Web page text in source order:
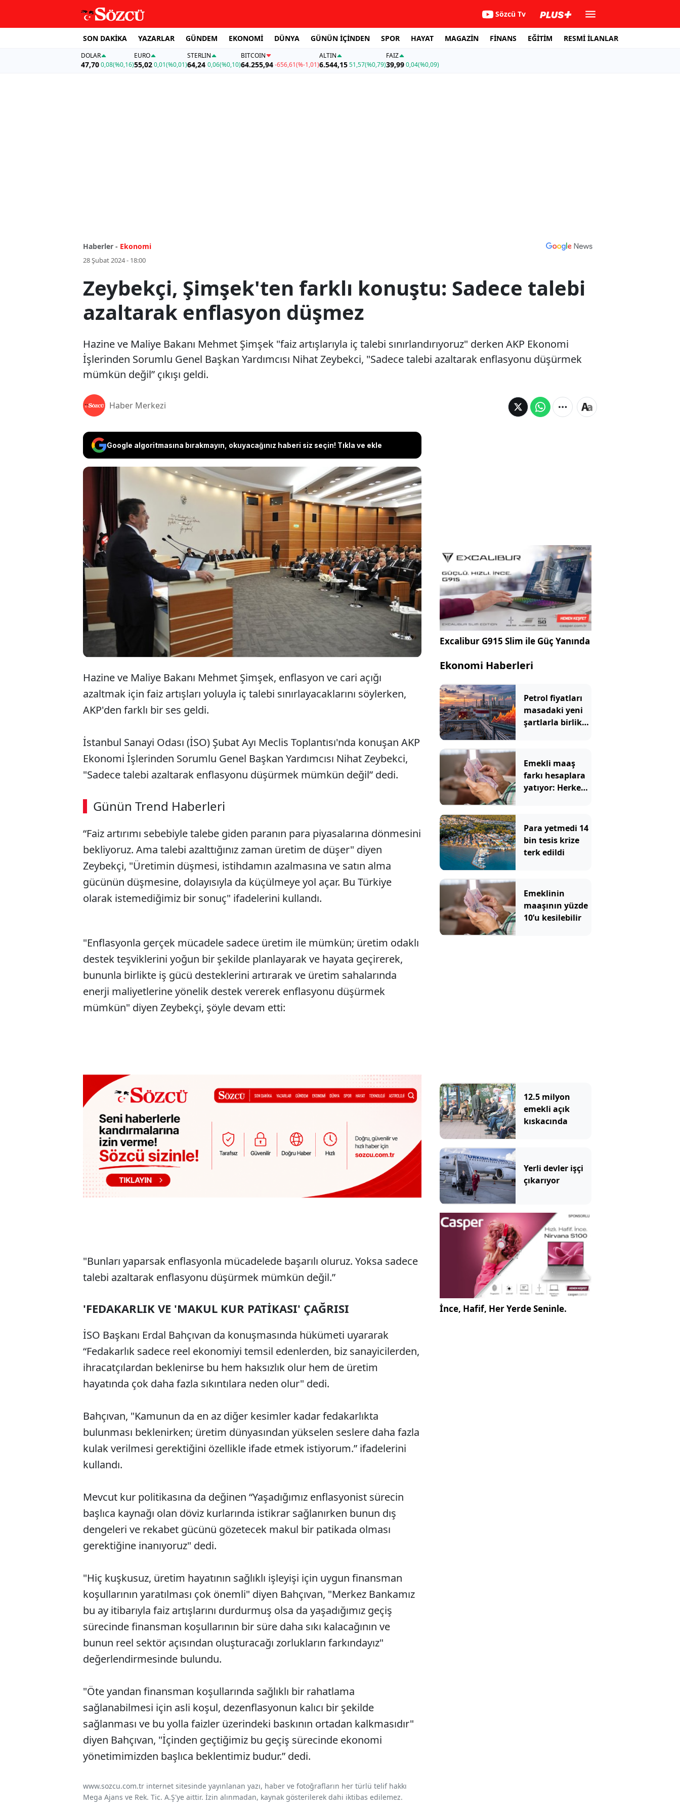
Sözcü Tv
SON DAKİKA YAZARLAR GÜNDEM EKONOMİ DÜNYA GÜNÜN İÇİNDEN SPOR HAYAT MAGAZİN FİNANS EĞİTİM RESMİ İLANLAR
DOLAR
47,700,08(%0,16)
EURO
55,02 0,01(%0,01)
STERLIN
64,24 0,06(%0,10)
BITCOIN
64.255,94-656,61(%-1,01)
ALTIN
6.544,1551,57(%0,79)
FAİZ
39,990,04(%0,09)
Haberler - Ekonomi
28 Şubat 2024 - 18:00
Zeybekçi, Şimşek'ten farklı konuştu: Sadece talebi
azaltarak enflasyon düşmez
Hazine ve Maliye Bakanı Mehmet Şimşek "faiz artışlarıyla iç talebi sınırlandırıyoruz" derken AKP Ekonomi
İşlerinden Sorumlu Genel Başkan Yardımcısı Nihat Zeybekci, "Sadece talebi azaltarak enflasyonu düşürmek
mümkün değil” çıkışı geldi.
Haber Merkezi
Google algoritmasına bırakmayın, okuyacağınız haberi siz seçin! Tıkla ve ekle
Hazine ve Maliye Bakanı Mehmet Şimşek "faiz artışlarıyla iç
talebi sınırlandırıyoruz" derken AKP Ekonomi İşlerinden
Sorumlu Genel Başkan Yardımcısı Nihat Zeybekci, "Sadece talebi
azaltarak enflasyonu düşürmek mümkün değil” çıkışı geldi.
Hazine ve Maliye Bakanı Mehmet Şimşek, enflasyon ve cari açığı
azaltmak için faiz artışları yoluyla iç talebi sınırlayacaklarını söylerken,
AKP'den farklı bir ses geldi.
İstanbul Sanayi Odası (İSO) Şubat Ayı Meclis Toplantısı'nda konuşan AKP
Ekonomi İşlerinden Sorumlu Genel Başkan Yardımcısı Nihat Zeybekci,
"Sadece talebi azaltarak enflasyonu düşürmek mümkün değil” dedi.
Günün Trend Haberleri
00:02 / 09:08
Sesi Aç
“Faiz artırımı sebebiyle talebe giden paranın para piyasalarına dönmesini
bekliyoruz. Ama talebi azalttığınız zaman üretim de düşer" diyen
Zeybekçi, "Üretimin düşmesi, istihdamın azalmasına ve satın alma
gücünün düşmesine, dolayısıyla da küçülmeye yol açar. Bu Türkiye
olarak istemediğimiz bir sonuç" ifadelerini kullandı.
"Enflasyonla gerçek mücadele sadece üretim ile mümkün; üretim odaklı
destek teşviklerini yoğun bir şekilde planlayarak ve hayata geçirerek,
bununla birlikte iş gücü desteklerini artırarak ve üretim sahalarında
enerji maliyetlerine yönelik destek vererek enflasyonu düşürmek
mümkün" diyen Zeybekçi, şöyle devam etti:
"Bunları yaparsak enflasyonla mücadelede başarılı oluruz. Yoksa sadece
talebi azaltarak enflasyonu düşürmek mümkün değil.”
'FEDAKARLIK VE 'MAKUL KUR PATİKASI' ÇAĞRISI
İSO Başkanı Erdal Bahçıvan da konuşmasında hükümeti uyararak
“Fedakarlık sadece reel ekonomiyi temsil edenlerden, biz sanayicilerden,
ihracatçılardan beklenirse bu hem haksızlık olur hem de üretim
hayatında çok daha fazla sıkıntılara neden olur" dedi.
Bahçıvan, "Kamunun da en az diğer kesimler kadar fedakarlıkta
bulunması beklenirken; üretim dünyasından yükselen seslere daha fazla
kulak verilmesi gerektiğini özellikle ifade etmek istiyorum.” ifadelerini
kullandı.
Mevcut kur politikasına da değinen “Yaşadığımız enflasyonist sürecin
başlıca kaynağı olan döviz kurlarında istikrar sağlanırken bunun dış
dengeleri ve rekabet gücünü gözetecek makul bir patikada olması
gerektiğine inanıyoruz" dedi.
"Hiç kuşkusuz, üretim hayatının sağlıklı işleyişi için uygun finansman
koşullarının yaratılması çok önemli" diyen Bahçıvan, "Merkez Bankamız
bu ay itibarıyla faiz artışlarını durdurmuş olsa da yaşadığımız geçiş
sürecinde finansman koşullarının bir süre daha sıkı kalacağının ve
bunun reel sektör açısından oluşturacağı zorlukların farkındayız"
değerlendirmesinde bulundu.
"Öte yandan finansman koşullarında sağlıklı bir rahatlama
sağlanabilmesi için asli koşul, dezenflasyonun kalıcı bir şekilde
sağlanması ve bu yolla faizler üzerindeki baskının ortadan kalkmasıdır"
diyen Bahçıvan, "İçinden geçtiğimiz bu geçiş sürecinde ekonomi
yönetimimizden başlıca beklentimiz budur.” dedi.
www.sozcu.com.tr internet sitesinde yayınlanan yazı, haber ve fotoğrafların her türlü telif hakkı
Mega Ajans ve Rek. Tic. A.Ş'ye aittir. İzin alınmadan, kaynak gösterilerek dahi iktibas edilemez.
Excalibur G915 Slim ile Güç Yanında
Ekonomi Haberleri
Petrol fiyatları
masadaki yeni
şartlarla birlikte
Emekli maaş
farkı hesaplara
yatıyor: Herkes
Para yetmedi 14
bin tesis krize
terk edildi
Emeklinin
maaşının yüzde
10’u kesilebilir
12.5 milyon
emekli açık
kıskacında
Yerli devler işçi
çıkarıyor
İnce, Hafif, Her Yerde Seninle.